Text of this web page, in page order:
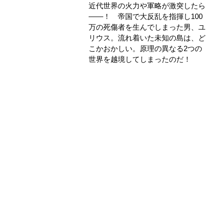
近代世界の火力や軍略が激突したら
――！ 帝国で大反乱を指揮し100
万の死傷者を生んでしまった男、ユ
リウス。流れ着いた未知の島は、ど
こかおかしい。原理の異なる2つの
世界を越境してしまったのだ！